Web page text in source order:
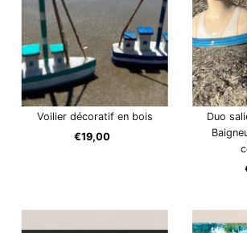
Voilier décoratif en bois
Prix
€19,00
Duo